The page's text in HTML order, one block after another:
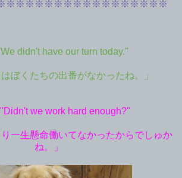
didn't have our turn today."
ぼくたちの出番がなかったね。」
we work hard enough?"
一生懸命働いてなかったからでしゅか
ね。」